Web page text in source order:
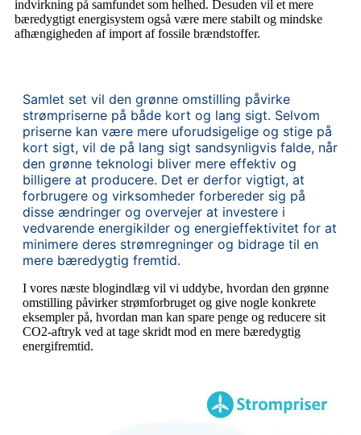
indvirkning på samfundet som helhed. Desuden vil et mere
bæredygtigt energisystem også være mere stabilt og mindske
afhængigheden af import af fossile brændstoffer.
Samlet set vil den grønne omstilling påvirke
strømpriserne på både kort og lang sigt. Selvom
priserne kan være mere uforudsigelige og stige på
kort sigt, vil de på lang sigt sandsynligvis falde, når
den grønne teknologi bliver mere effektiv og
billigere at producere. Det er derfor vigtigt, at
forbrugere og virksomheder forbereder sig på
disse ændringer og overvejer at investere i
vedvarende energikilder og energieffektivitet for at
minimere deres strømregninger og bidrage til en
mere bæredygtig fremtid.
I vores næste blogindlæg vil vi uddybe, hvordan den grønne
omstilling påvirker strømforbruget og give nogle konkrete
eksempler på, hvordan man kan spare penge og reducere sit
CO2-aftryk ved at tage skridt mod en mere bæredygtig
energifremtid.